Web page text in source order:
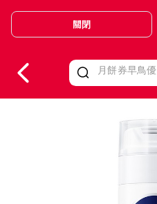
Valid Until 30 June 2026
關閉